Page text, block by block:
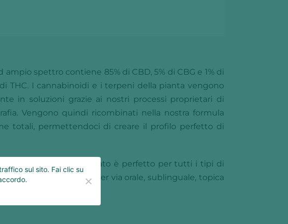
spettro contiene 85% di CBD, 5% di CBG e 1% di
THC. I cannabinoidi e i terpeni della pianta vengono
in soluzioni grazie ai nostri processi proprietari di
Vengono quindi ricombinati nella nostra formula
totali, permettendoci di creare il profilo perfetto di
dorato, il nostro distillato è perfetto per tutti i tipi di
ma non limitate a, per via orale, sublinguale, topica
sul sito. Fai clic su